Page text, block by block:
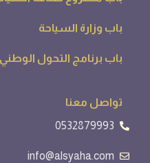
باب وزارة السياحة
باب برنامج التحول الوطني
تواصل معنا
0532879993
info@alsyaha.com